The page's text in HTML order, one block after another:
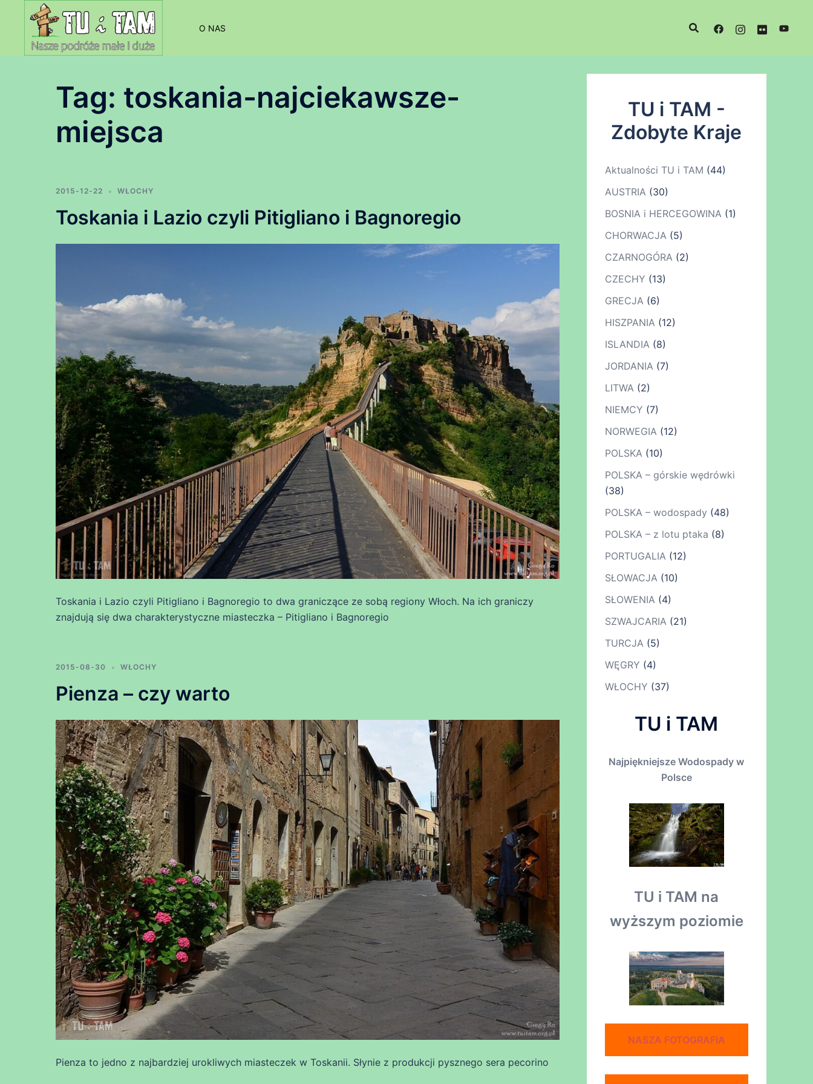
O NAS
Tag: toskania-najciekawsze-
miejsca
2015-12-22 WŁOCHY
Toskania i Lazio czyli Pitigliano i Bagnoregio
Toskania i Lazio czyli Pitigliano i Bagnoregio to dwa graniczące ze sobą regiony Włoch. Na ich graniczy
znajdują się dwa charakterystyczne miasteczka – Pitigliano i Bagnoregio
2015-08-30 WŁOCHY
Pienza – czy warto
Pienza to jedno z najbardziej urokliwych miasteczek w Toskanii. Słynie z produkcji pysznego sera pecorino
TU i TAM -
Zdobyte Kraje
Aktualności TU i TAM (44)
AUSTRIA(30)
BOSNIA i HERCEGOWINA(1)
CHORWACJA(5)
CZARNOGÓRA(2)
CZECHY (13)
GRECJA(6)
HISZPANIA(12)
ISLANDIA(8)
JORDANIA(7)
LITWA(2)
NIEMCY (7)
NORWEGIA(12)
POLSKA(10)
POLSKA – górskie wędrówki
(38)
POLSKA – wodospady (48)
POLSKA – z lotu ptaka (8)
PORTUGALIA(12)
SŁOWACJA(10)
SŁOWENIA(4)
SZWAJCARIA(21)
TURCJA(5)
WĘGRY (4)
WŁOCHY (37)
TU i TAM
Najpiękniejsze Wodospady w
Polsce
TU i TAM na
wyższym poziomie
NASZA FOTOGRAFIA